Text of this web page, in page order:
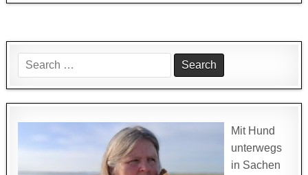
Search
for:
Mit Hund
unterwegs
in Sachen